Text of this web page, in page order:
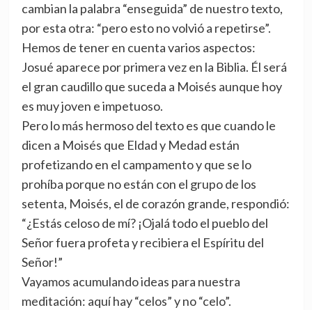
cambian la palabra “enseguida” de nuestro texto,
por esta otra: “pero esto no volvió a repetirse”.
Hemos de tener en cuenta varios aspectos:
Josué aparece por primera vez en la Biblia. Él será
el gran caudillo que suceda a Moisés aunque hoy
es muy joven e impetuoso.
Pero lo más hermoso del texto es que cuando le
dicen a Moisés que Eldad y Medad están
profetizando en el campamento y que se lo
prohíba porque no están con el grupo de los
setenta, Moisés, el de corazón grande, respondió:
“¿Estás celoso de mí? ¡Ojalá todo el pueblo del
Señor fuera profeta y recibiera el Espíritu del
Señor!”
Vayamos acumulando ideas para nuestra
meditación: aquí hay “celos” y no “celo”.